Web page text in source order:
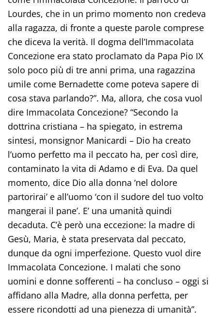
Lourdes, che in un primo momento non credeva
alla ragazza, di fronte a queste parole comprese
che diceva la verità. Il dogma dell’Immacolata
Concezione era stato proclamato da Papa Pio IX
solo poco più di tre anni prima, una ragazzina
umile come Bernadette come poteva sapere di
cosa stava parlando?”. Ma, allora, che cosa vuol
dire Immacolata Concezione? “Secondo la
dottrina cristiana – ha spiegato, in estrema
sintesi, monsignor Manicardi – Dio ha creato
l’uomo perfetto ma il peccato ha, per così dire,
contaminato la vita di Adamo e di Eva. Da quel
momento, dice Dio alla donna ‘nel dolore
partorirai’ e all’uomo ‘con il sudore del tuo volto
mangerai il pane’. E’ una umanità quindi
decaduta. C’è però una eccezione: la madre di
Gesù, Maria, è stata preservata dal peccato,
dunque da ogni imperfezione. Questo vuol dire
Immacolata Concezione. I malati che sono
uomini e donne sofferenti – ha concluso – oggi si
affidano alla Madre, alla donna perfetta, per
essere ricondotti ad una pienezza di umanità”.